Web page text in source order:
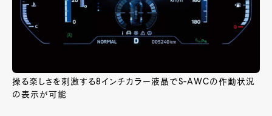
操る楽しさを刺激する8インチカラー液晶でS-AWCの作動状況
の表示が可能